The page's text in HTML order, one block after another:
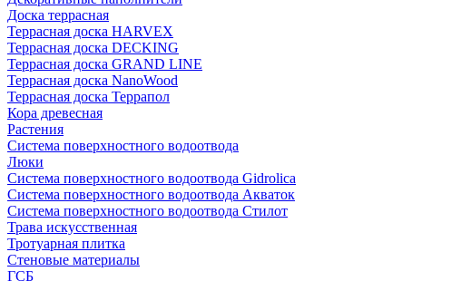
Доска террасная
Террасная доска HARVEX
Террасная доска DECKING
Террасная доска GRAND LINE
Террасная доска NanoWood
Террасная доска Террапол
Кора древесная
Растения
Система поверхностного водоотвода
Люки
Система поверхностного водоотвода Gidrolica
Система поверхностного водоотвода Акваток
Система поверхностного водоотвода Стилот
Трава искусственная
Тротуарная плитка
Стеновые материалы
ГСБ